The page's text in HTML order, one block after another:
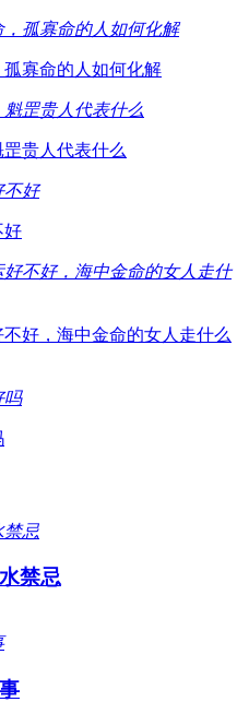
寡命的人如何化解
贵人代表什么
好
好，海中金命的女人走什么
禁忌